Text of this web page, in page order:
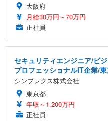
大阪府
月給30万円～70万円
正社員
セキュリティエンジニア/ビ
プロフェッショナルIT企業/
シンプレクス株式会社
東京都
年収～1,200万円
正社員